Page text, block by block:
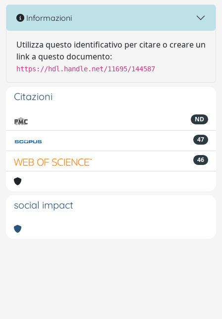
Informazioni
Utilizza questo identificativo per citare o creare un
link a questo documento:
https://hdl.handle.net/11695/144587
Citazioni
ND
47
46
social impact